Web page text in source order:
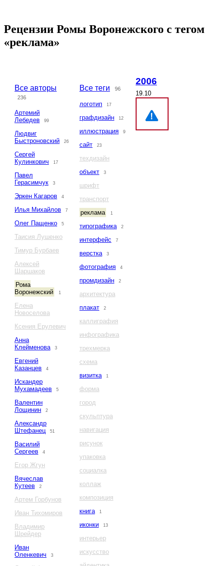
Рецензии Ромы Воронежского с тегом
«реклама»
Все авторы
236
Артемий
Лебедев
99
Людвиг
Быстроновский
26
Сергей
Кулинкович
17
Павел
Герасимчук
3
Эркен Кагаров 4
Илья Михайлов 7
Олег Пащенко 5
Таисия Лушенко
Тимур Бурбаев
Алексей
Шаршаков
Рома
Воронежский
1
Елена
Новоселова
Ксения Ерулевич
Анна
Клейменова
3
Евгений
Казанцев
4
Искандер
Мухамадеев
5
Валентин
Лощинин
2
Александр
Штефанец
51
Василий
Сергеев
4
Егор Жгун
Вячеслав
Кутеев
2
Артем Горбунов
Иван Тихомиров
Владимир
Шрейдер
Иван
Оленкевич
3
Все теги 96
логотип 17
графдизайн 12
иллюстрация 9
сайт 23
техдизайн
объект
3
шрифт
транспорт
реклама
1
типографика 2
интерфейс 7
верстка 3
фотография 4
промдизайн 2
архитектура
плакат
2
каллиграфия
инфографика
трехмерка
схема
визитка
1
форма
город
скульптура
навигация
рисунок
упаковка
социалка
коллаж
композиция
книга
1
иконки 13
интерьер
искусство
2006
19.10